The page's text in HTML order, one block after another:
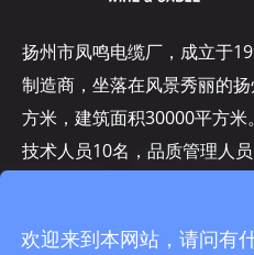
扬州市凤鸣电缆厂，成立于
制造商，坐落在风景秀丽的
方米，建筑面积30000平方
技术人员10名，品质管理人
欢迎来到本网站，请问有